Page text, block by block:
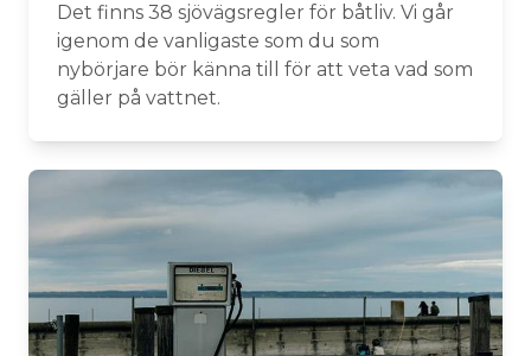
Det finns 38 sjövägsregler för båtliv. Vi går
igenom de vanligaste som du som
nybörjare bör känna till för att veta vad som
gäller på vattnet.